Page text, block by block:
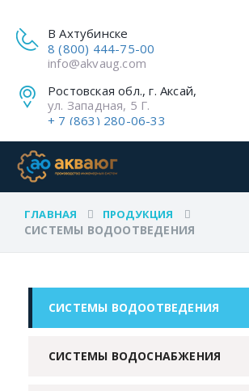
В Ахтубинске
8 (800) 444-75-00
info@akvaug.com
Ростовская обл., г. Аксай,
ул. Западная, 5 Г.
+ 7 (863) 280-06-33
ГЛАВНАЯ ПРОДУКЦИЯ
СИСТЕМЫ ВОДООТВЕДЕНИЯ
СИСТЕМЫ ВОДООТВЕДЕНИЯ
СИСТЕМЫ ВОДОСНАБЖЕНИЯ